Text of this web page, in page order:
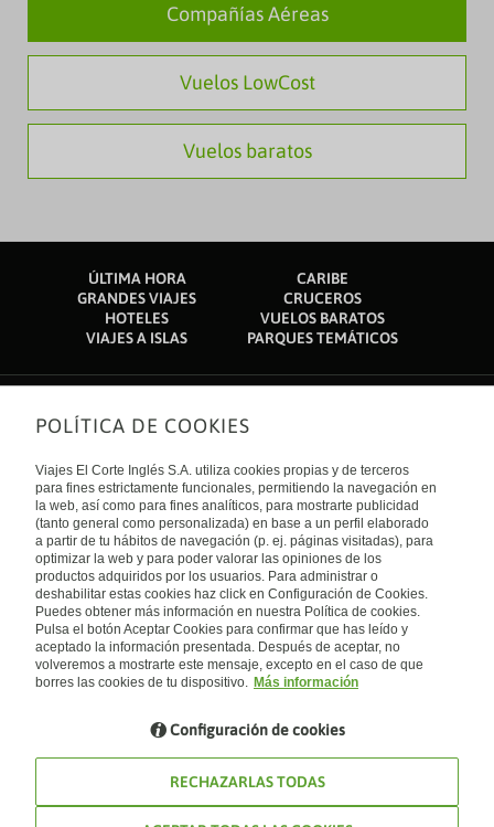
Compañías Aéreas
Vuelos LowCost
Vuelos baratos
ÚLTIMA HORA
CARIBE
GRANDES VIAJES
CRUCEROS
HOTELES
VUELOS BARATOS
VIAJES A ISLAS
PARQUES TEMÁTICOS
Sobre nosotros
Quiénes somos
Financiación
Sostenibilidad
Turismo accesible
Tarjeta El Corte Inglés
Trabaja con nosotros
El Corte Inglés
Canal Ético
Enlaces de interés
Guías de viaje
Catálogos
Auto check-in
Condiciones Generales
Política de privacidad
Política de cookies
Accesibilidad
Empresas/ Grupos
Internacional
España
Visita nuestro blog
Blog de Viajes el Corte inglés
POLÍTICA DE COOKIES
Viajes El Corte Inglés S.A. utiliza cookies propias y de terceros
para fines estrictamente funcionales, permitiendo la navegación en
la web, así como para fines analíticos, para mostrarte publicidad
(tanto general como personalizada) en base a un perfil elaborado
a partir de tu hábitos de navegación (p. ej. páginas visitadas), para
optimizar la web y para poder valorar las opiniones de los
productos adquiridos por los usuarios. Para administrar o
deshabilitar estas cookies haz click en Configuración de Cookies.
Puedes obtener más información en nuestra Política de cookies.
Pulsa el botón Aceptar Cookies para confirmar que has leído y
aceptado la información presentada. Después de aceptar, no
volveremos a mostrarte este mensaje, excepto en el caso de que
borres las cookies de tu dispositivo. Más información
Configuración de cookies
RECHAZARLAS TODAS